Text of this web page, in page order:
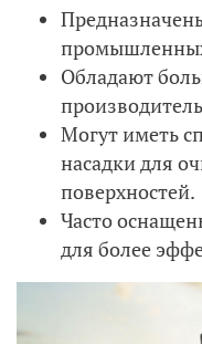
Обладают
Могут иметь
насадки для
поверхностей.
Часто
для более